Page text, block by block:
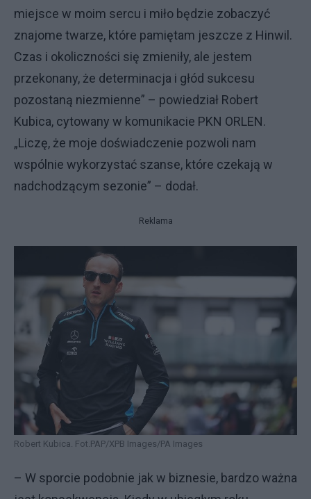
miejsce w moim sercu i miło będzie zobaczyć
znajome twarze, które pamiętam jeszcze z Hinwil.
Czas i okoliczności się zmieniły, ale jestem
przekonany, że determinacja i głód sukcesu
pozostaną niezmienne” – powiedział Robert
Kubica, cytowany w komunikacie PKN ORLEN.
„Liczę, że moje doświadczenie pozwoli nam
wspólnie wykorzystać szanse, które czekają w
nadchodzącym sezonie” – dodał.
Reklama
Robert Kubica. Fot.PAP/XPB Images/PA Images
– W sporcie podobnie jak w biznesie, bardzo ważna